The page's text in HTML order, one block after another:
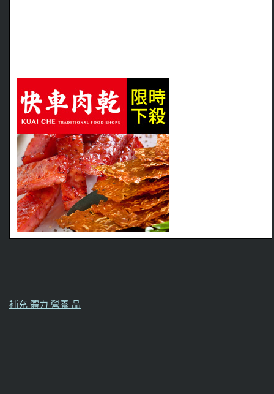
補充 體力 營養 品